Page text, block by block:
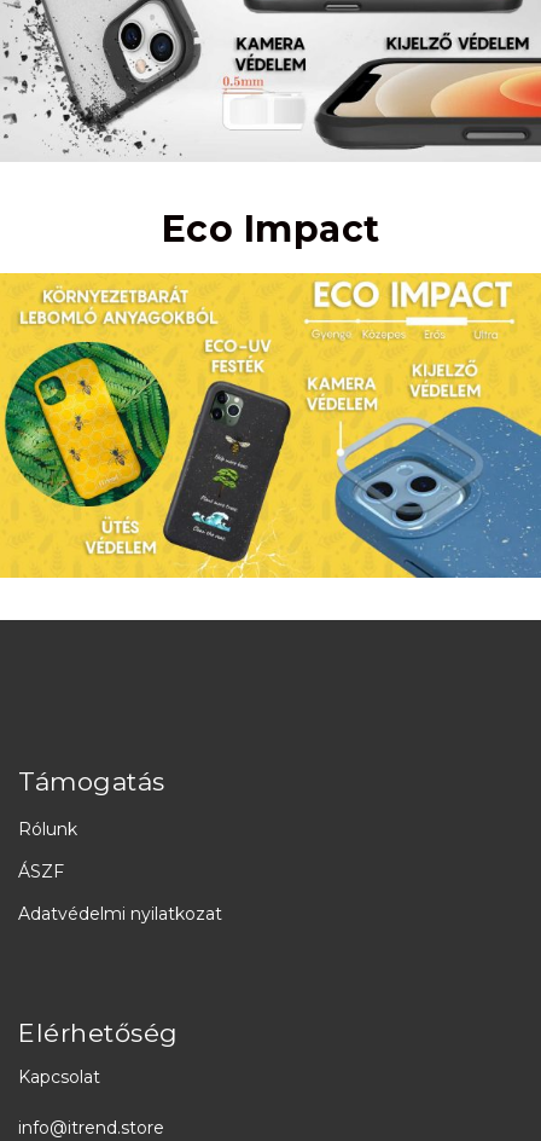
Eco Impact
Támogatás
Rólunk
ÁSZF
Adatvédelmi nyilatkozat
Elérhetőség
Kapcsolat
info@itrend.store